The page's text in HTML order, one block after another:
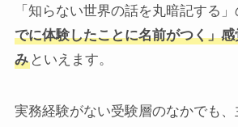
「知らない世界の話を丸暗記する」
でに体験したことに名前がつく」
みといえます。
実務経験がない受験層のなかでも